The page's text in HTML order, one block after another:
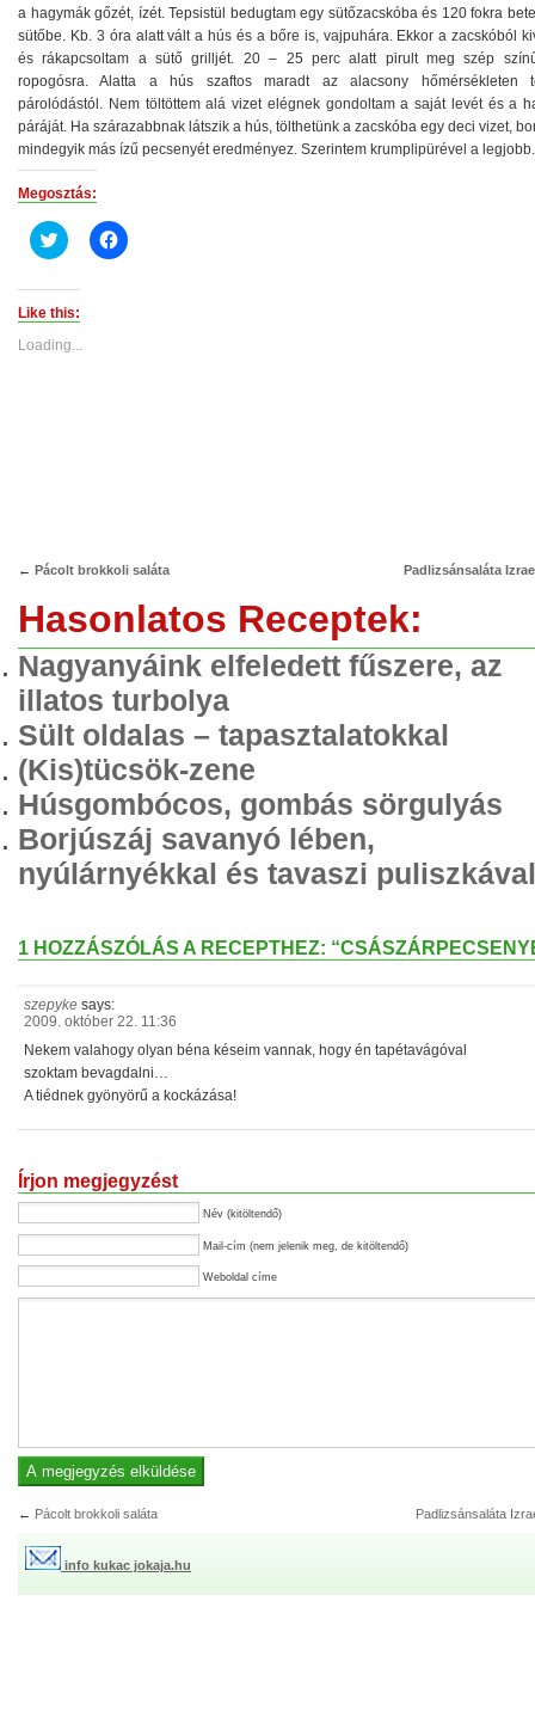
a hagymák gőzét, ízét. Tepsistül bedugtam egy sütőzacskóba és 120 fokra
sütőbe. Kb. 3 óra alatt vált a hús és a bőre is, vajpuhára. Ekkor a zacskóból
és rákapcsoltam a sütő grilljét. 20 – 25 perc alatt pirult meg szép
ropogósra. Alatta a hús szaftos maradt az alacsony hőmérsékleten
párolódástól. Nem töltöttem alá vizet elégnek gondoltam a saját levét és a
páráját. Ha szárazabbnak látszik a hús, tölthetünk a zacskóba egy deci vizet,
mindegyik más ízű pecsenyét eredményez. Szerintem krumplipürével a legjobb.
Megosztás:
Click
to
(Opens
in
new
Click
to
Like this:
Loading...
← Pácolt brokkoli saláta Padlizsánsaláta
Hasonlatos Receptek:
Nagyanyáink elfeledett fűszere, az
illatos turbolya
Sült oldalas – tapasztalatokkal
(Kis)tücsök-zene
Húsgombócos, gombás sörgulyás
Borjúszáj savanyó lében,
nyúlárnyékkal és tavaszi puliszkával
1 HOZZÁSZÓLÁS A RECEPTHEZ:
szepyke says:
2009. október 22. 11:36
Nekem valahogy olyan béna késeim vannak, hogy én tapétavágóval
szoktam bevagdalni…
A tiédnek gyönyörű a kockázása!
Írjon megjegyzést
Név (kitöltendő)
Mail-cím (nem jelenik meg, de kitöltendő)
Weboldal címe
← Pácolt brokkoli saláta Padlizsánsaláta
info kukac jokaja.hu